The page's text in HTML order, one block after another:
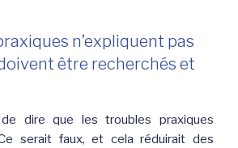
n’expliquent pas
être recherchés et
dire que les troubles praxiques
serait faux, et cela réduirait des